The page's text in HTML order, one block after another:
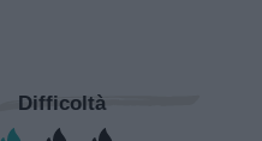
Difficoltà